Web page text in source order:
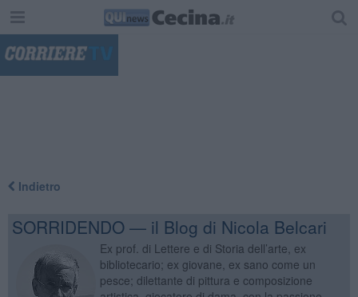
Indietro
SORRIDENDO — il Blog di Nicola Belcari
Ex prof. di Lettere e di Storia dell’arte, ex
bibliotecario; ex giovane, ex sano come un
pesce; dilettante di pittura e composizione